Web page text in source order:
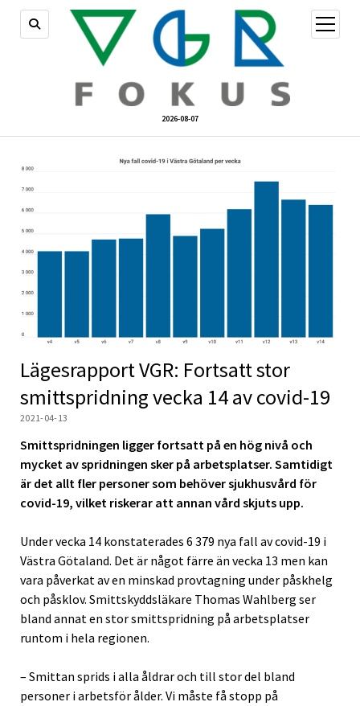
2026-08-07
öppna
meny
Lägesrapport VGR: Fortsatt stor
smittspridning vecka 14 av covid-19
2021-04-13
Smittspridningen ligger fortsatt på en hög nivå och
mycket av spridningen sker på arbetsplatser. Samtidigt
är det allt fler personer som behöver sjukhusvård för
covid-19, vilket riskerar att annan vård skjuts upp.
Under vecka 14 konstaterades 6 379 nya fall av covid-19 i
Västra Götaland. Det är något färre än vecka 13 men kan
vara påverkat av en minskad provtagning under påskhelg
och påsklov. Smittskyddsläkare Thomas Wahlberg ser
bland annat en stor smittspridning på arbetsplatser
runtom i hela regionen.
– Smittan sprids i alla åldrar och till stor del bland
personer i arbetsför ålder. Vi måste få stopp på